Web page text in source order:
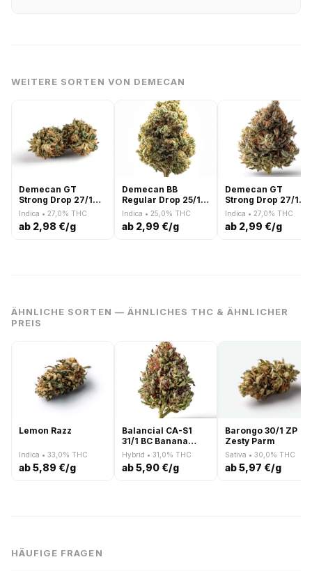
WEITERE SORTEN VON DEMECAN
Demecan GT
Strong Drop 27/1
Girl Scout Kush
Indica • 27,0% THC
ab 2,98 €/g
Demecan BB
Regular Drop 25/1
Moonbow x Planet
Purple
Indica • 25,0% THC
ab 2,99 €/g
Demecan GT
Strong Drop 27/1
smalls Girl Scout
Kush
Indica • 27,0% THC
ab 2,99 €/g
ÄHNLICHE SORTEN — ÄHNLICHES THC & ÄHNLICHER
PREIS
Lemon Razz
Indica • 33,0% THC
ab 5,89 €/g
Balancial CA-S1
31/1 BC Banana
Cake
Hybrid • 31,0% THC
ab 5,90 €/g
Barongo 30/1 ZP
Zesty Parm
Sativa • 30,0% THC
ab 5,97 €/g
HÄUFIGE FRAGEN